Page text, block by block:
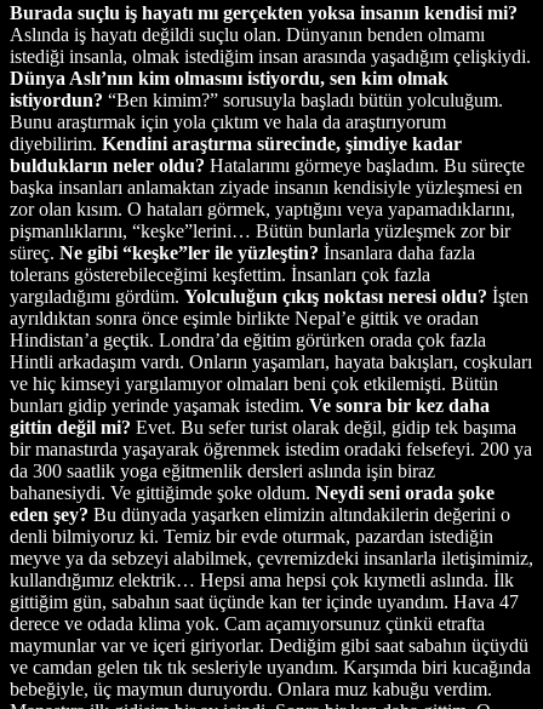
Burada suçlu iş hayatı mı gerçekten yoksa insanın kendisi mi?
Aslında iş hayatı değildi suçlu olan. Dünyanın benden olmamı
istediği insanla, olmak istediğim insan arasında yaşadığım çelişkiydi.
Dünya Aslı’nın kim olmasını istiyordu, sen kim olmak
istiyordun? “Ben kimim?” sorusuyla başladı bütün yolculuğum.
Bunu araştırmak için yola çıktım ve hala da araştırıyorum
diyebilirim. Kendini araştırma sürecinde, şimdiye kadar
buldukların neler oldu? Hatalarımı görmeye başladım. Bu süreçte
başka insanları anlamaktan ziyade insanın kendisiyle yüzleşmesi en
zor olan kısım. O hataları görmek, yaptığını veya yapamadıklarını,
pişmanlıklarını, “keşke”lerini… Bütün bunlarla yüzleşmek zor bir
süreç. Ne gibi “keşke”ler ile yüzleştin? İnsanlara daha fazla
tolerans gösterebileceğimi keşfettim. İnsanları çok fazla
yargıladığımı gördüm. Yolculuğun çıkış noktası neresi oldu? İşten
ayrıldıktan sonra önce eşimle birlikte Nepal’e gittik ve oradan
Hindistan’a geçtik. Londra’da eğitim görürken orada çok fazla
Hintli arkadaşım vardı. Onların yaşamları, hayata bakışları, coşkuları
ve hiç kimseyi yargılamıyor olmaları beni çok etkilemişti. Bütün
bunları gidip yerinde yaşamak istedim. Ve sonra bir kez daha
gittin değil mi? Evet. Bu sefer turist olarak değil, gidip tek başıma
bir manastırda yaşayarak öğrenmek istedim oradaki felsefeyi. 200 ya
da 300 saatlik yoga eğitmenlik dersleri aslında işin biraz
bahanesiydi. Ve gittiğimde şoke oldum. Neydi seni orada şoke
eden şey? Bu dünyada yaşarken elimizin altındakilerin değerini o
denli bilmiyoruz ki. Temiz bir evde oturmak, pazardan istediğin
meyve ya da sebzeyi alabilmek, çevremizdeki insanlarla iletişimimiz,
kullandığımız elektrik… Hepsi ama hepsi çok kıymetli aslında. İlk
gittiğim gün, sabahın saat üçünde kan ter içinde uyandım. Hava 47
derece ve odada klima yok. Cam açamıyorsunuz çünkü etrafta
maymunlar var ve içeri giriyorlar. Dediğim gibi saat sabahın üçüydü
ve camdan gelen tık tık sesleriyle uyandım. Karşımda biri kucağında
bebeğiyle, üç maymun duruyordu. Onlara muz kabuğu verdim.